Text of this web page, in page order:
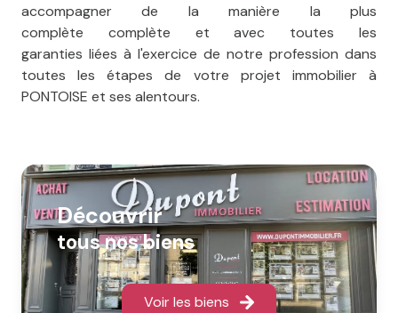
Découvrir
tous nos biens
Voir les biens
accompagner de la manière la plus
complète complète et avec toutes les
garanties liées à l'exercice de notre profession dans
toutes les étapes de votre projet immobilier à
PONTOISE et ses alentours.